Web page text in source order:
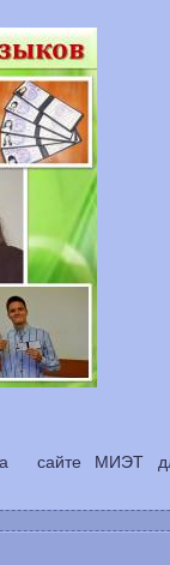
сайте МИЭТ